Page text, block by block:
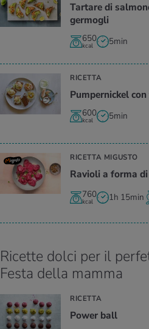
Tar­ta­re di
ger­mo­gli
650
kcal 5min
RICETTA
Pum­per­nic­kel
600
kcal 5min
RICETTA MIGUSTO
Ra­vio­li a forma
760
kcal 1h 15min
Ricette dolci per il
Festa della mamma
RICETTA
Power ball